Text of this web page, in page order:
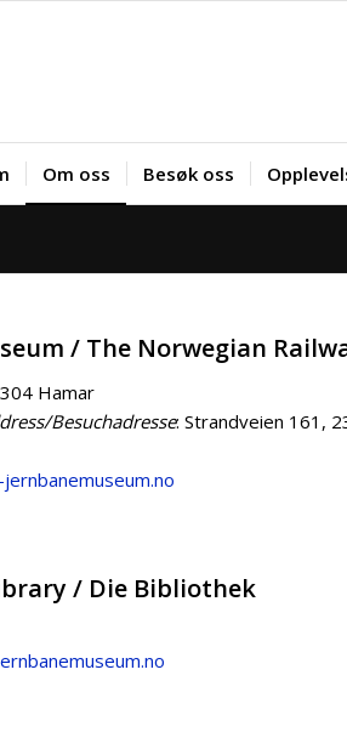
Om oss Besøk oss
/ The Norwegian
Hamar
Besuchadresse: Strandveien 161,
/ Die Bibliothek